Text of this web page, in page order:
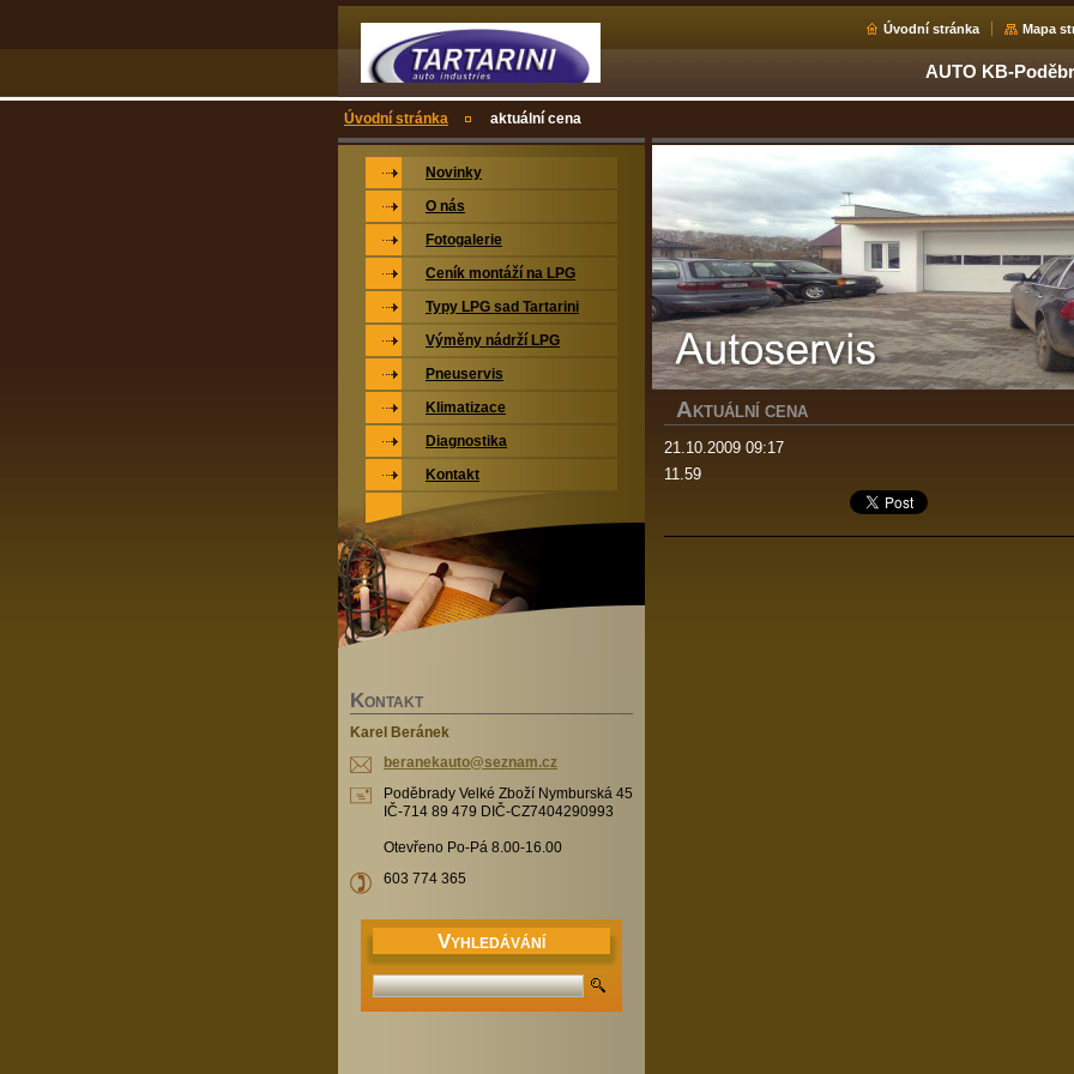
Úvodní stránka Mapa
AUTO KB-
Úvodní stránka aktuální cena
A KTUÁLNÍ CENA
21.10.2009 09:17
11.59
Novinky
O nás
Fotogalerie
Ceník montáží na LPG
Typy LPG sad Tartarini
Výměny nádrží LPG
Pneuservis
Klimatizace
Diagnostika
Kontakt
KONTAKT
Karel Beránek
beranekauto@seznam.cz
Poděbrady Velké Zboží Nymburská 45
IČ-714 89 479 DIČ-CZ7404290993
Otevřeno Po-Pá 8.00-16.00
603 774 365
VYHLEDÁVÁNÍ